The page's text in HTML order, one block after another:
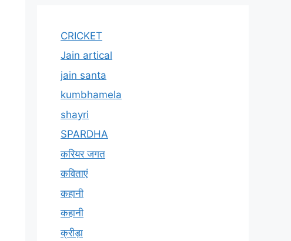
CRICKET
Jain artical
jain santa
kumbhamela
shayri
SPARDHA
करियर जगत
कविताएं
कहानी
कहानी
क्रीड़ा